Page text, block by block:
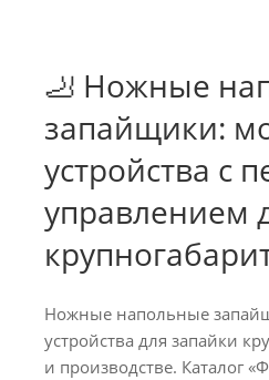
🦶 Ножные
запайщики:
устройства с
управлением
Ножные напольные
устройства для запайки
и производстве. Каталог